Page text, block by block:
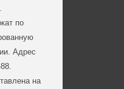
по
Адрес
на